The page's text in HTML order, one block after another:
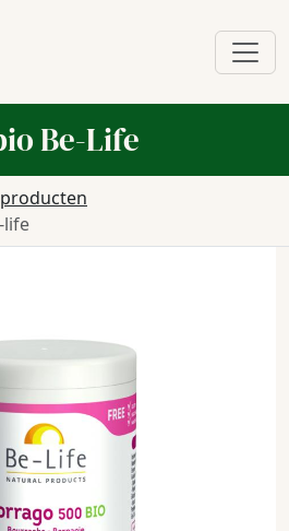
Be-Life
producten
life